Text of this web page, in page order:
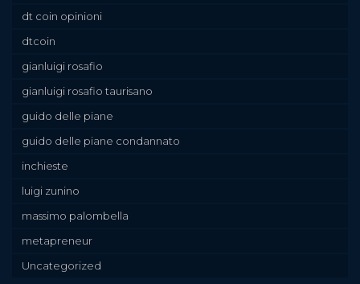
dt coin opinioni
dtcoin
gianluigi rosafio
gianluigi rosafio taurisano
guido delle piane
guido delle piane condannato
inchieste
luigi zunino
massimo palombella
metapreneur
Uncategorized